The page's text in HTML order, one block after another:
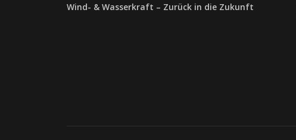
Wind- & Wasserkraft – Zurück in die Zukunft